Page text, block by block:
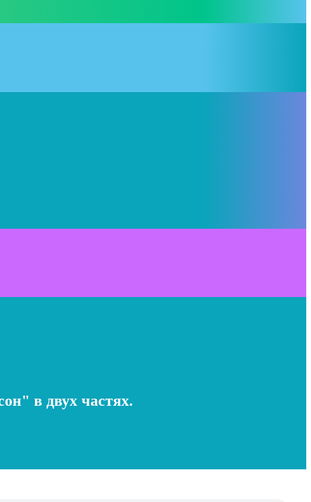
в двух частях.